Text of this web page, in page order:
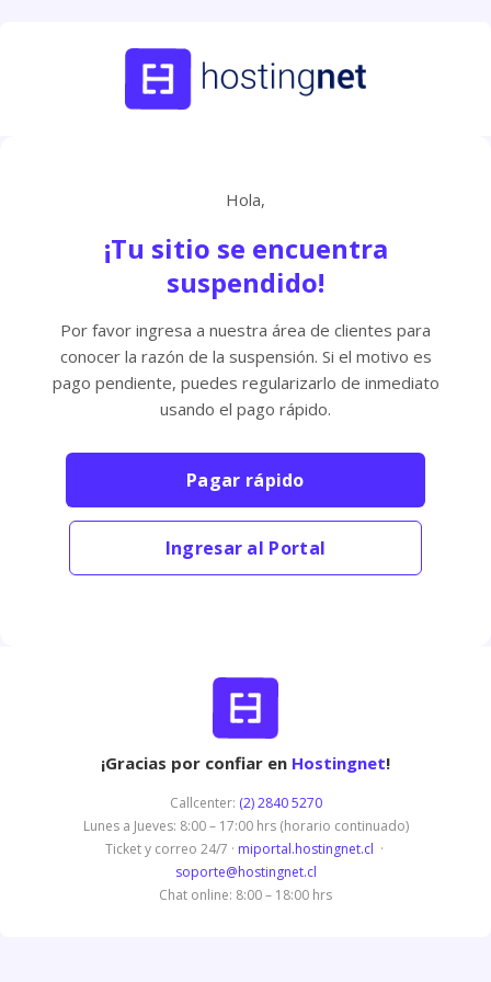
Hola,
¡Tu sitio se encuentra
suspendido!
Por favor ingresa a nuestra área de clientes para
conocer la razón de la suspensión. Si el motivo es
pago pendiente, puedes regularizarlo de inmediato
usando el pago rápido.
Pagar rápido
Ingresar al Portal
¡Gracias por confiar en Hostingnet!
Callcenter: (2) 2840 5270
Lunes a Jueves: 8:00 – 17:00 hrs (horario continuado)
Ticket y correo 24/7 · miportal.hostingnet.cl ·
soporte@hostingnet.cl
Chat online: 8:00 – 18:00 hrs